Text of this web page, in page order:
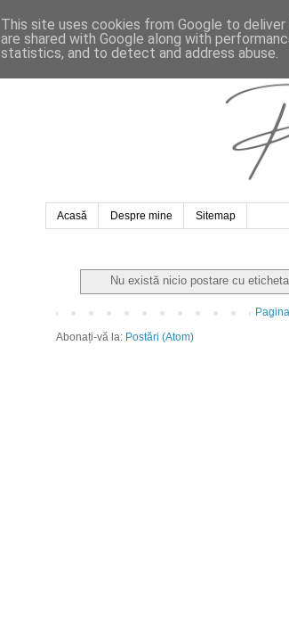
Acasă Despre mine Sitemap
Nu există nicio postare cu
Abonați-vă la: Postări (Atom)
This site uses cookies from Google to
are shared with Google along with
statistics, and to detect and address abuse.